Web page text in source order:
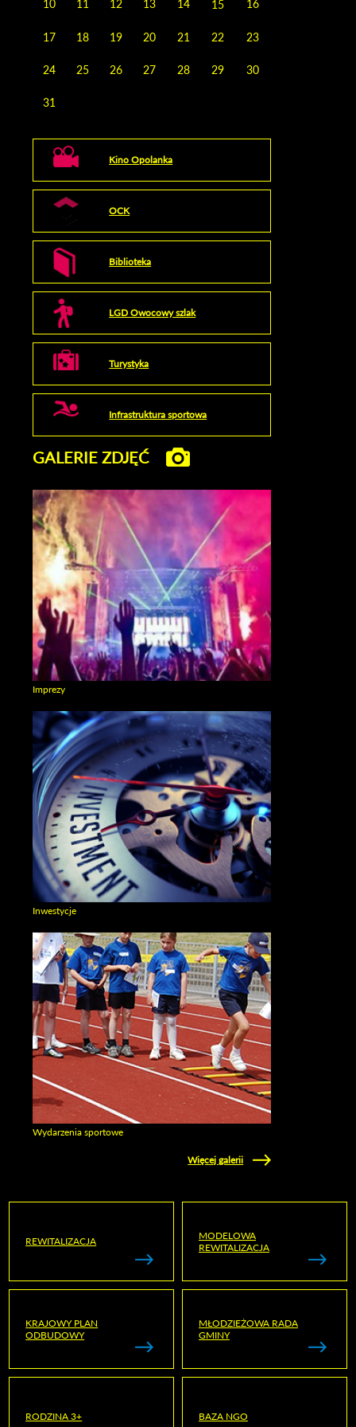
10 11 12 13 14 15 16
17 18 19 20 21 22 23
24 25 26 27 28 29 30
31
Kino Opolanka
OCK
Biblioteka
LGD Owocowy szlak
Turystyka
Infrastruktura sportowa
GALERIE ZDJĘĆ
Imprezy
Inwestycje
Wydarzenia sportowe
Więcej galerii
REWITALIZACJA
MODELOWA
REWITALIZACJA
KRAJOWY PLAN
ODBUDOWY
MŁODZIEŻOWA RADA
GMINY
RODZINA 3+ BAZA NGO